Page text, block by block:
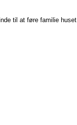
til at føre familie huset